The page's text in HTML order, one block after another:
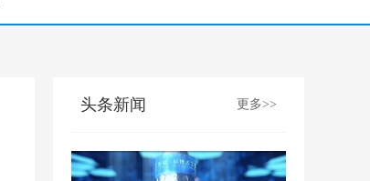
头条新闻 更多>>